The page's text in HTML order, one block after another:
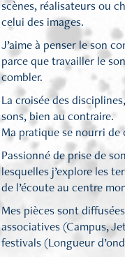
scènes, réalisateurs ou
celui des images.
J’aime à penser le son
parce que travailler le
combler.
La croisée des
sons, bien au contraire.
Ma pratique se nourri de
Passionné de prise de
lesquelles j’explore les
de l’écoute au centre
Mes pièces sont
associatives (Campus,
festivals (Longueur